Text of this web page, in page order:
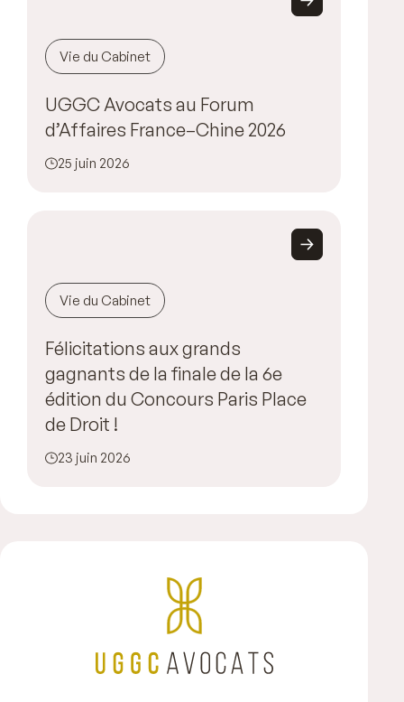
Vie du Cabinet
UGGC Avocats au Forum
d’Affaires France–Chine 2026
25 juin 2026
Vie du Cabinet
Félicitations aux grands
gagnants de la finale de la 6e
édition du Concours Paris Place
de Droit !
23 juin 2026